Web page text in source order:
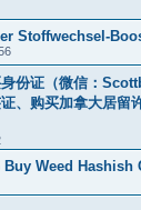
Stoffwechsel-
份证（微信：
、购买加拿大居
Buy Weed